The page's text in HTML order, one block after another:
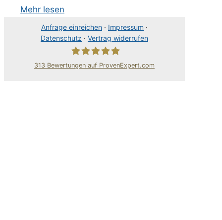
Mehr lesen
Anfrage einreichen · Impressum ·
Datenschutz · Vertrag widerrufen
313 Bewertungen auf ProvenExpert.com